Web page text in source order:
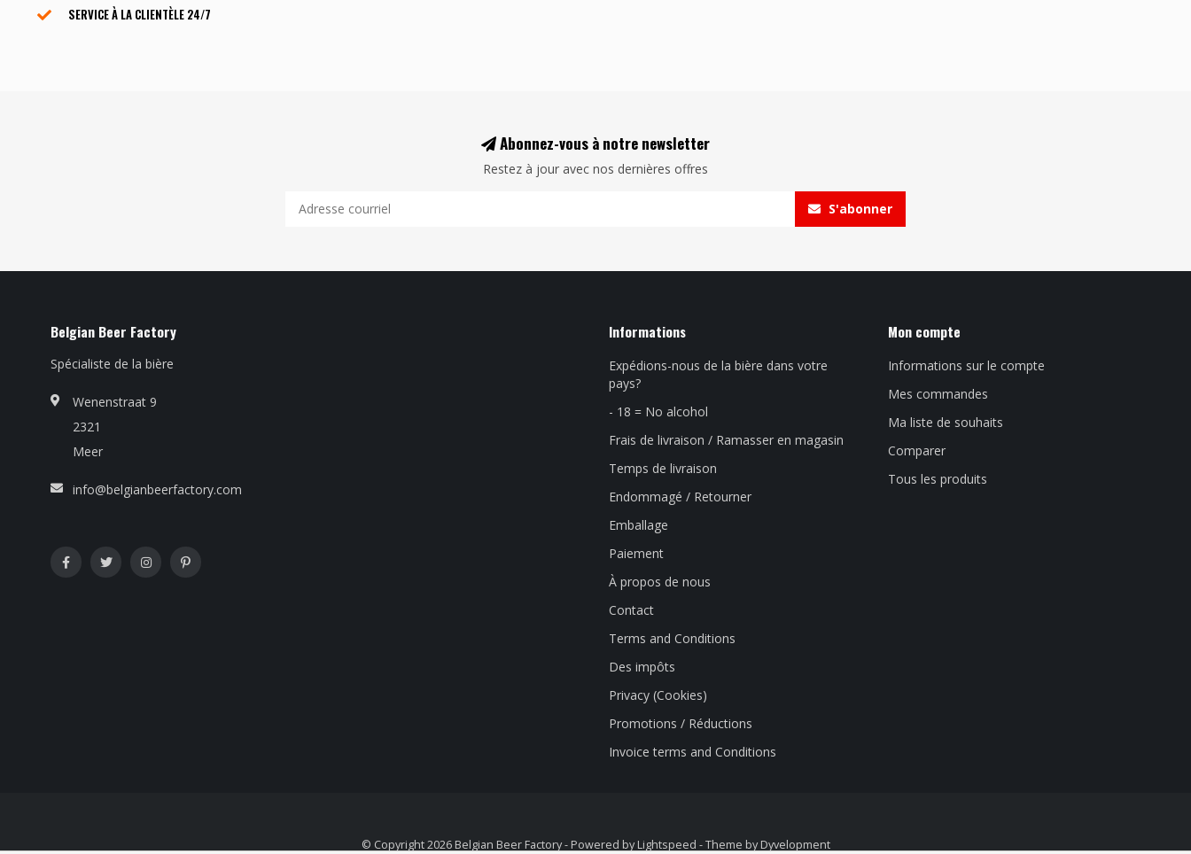
SERVICE À LA CLIENTÈLE ​​24/7
Abonnez-vous à notre newsletter
Restez à jour avec nos dernières offres
S'abonner
Belgian Beer Factory
Spécialiste de la bière
Wenenstraat 9
2321
Meer
info@belgianbeerfactory.com
Informations
Expédions-nous de la bière dans votre
pays?
- 18 = No alcohol
Frais de livraison / Ramasser en magasin
Temps de livraison
Endommagé / Retourner
Emballage
Paiement
À propos de nous
Contact
Terms and Conditions
Des impôts
Privacy (Cookies)
Promotions / Réductions
Invoice terms and Conditions
Mon compte
Informations sur le compte
Mes commandes
Ma liste de souhaits
Comparer
Tous les produits
© Copyright 2026 Belgian Beer Factory - Powered by Lightspeed - Theme by Dyvelopment